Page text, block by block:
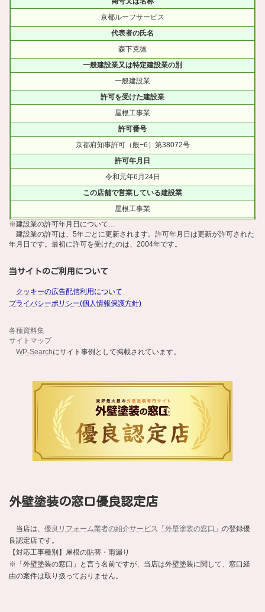
京都ルーフサービス
代表者の氏名
森下克徳
一般建設業又は特定建設業の別
一般建設業
許可を受けた建設業
屋根工事業
許可番号
京都府知事許可（般−6）第38072号
許可年月日
令和元年6月24日
この店舗で営業している建設業
屋根工事業
※建設業の許可年月日について…
建設業の許可は、5年ごとに更新されます。許可年月日は更新が許可された
年月日です。最初に許可を受けたのは、2004年です。
当サイトのご利用について
クッキーの広告配信利用について
プライバシーポリシー(個人情報保護方針)
各種資料集
サイトマップ
WP-Searchにサイト事例として掲載されています。
外壁塗装の窓口優良認定店
当店は、 優良リフォーム業者の紹介サービス「外壁塗装の窓口」 の登録優
良認定店です。
【対応工事種別】屋根の貼替・雨漏り
※「外壁塗装の窓口」と言う名前ですが、当店は外壁塗装に関して、窓口経
由の案件は取り扱っておりません。